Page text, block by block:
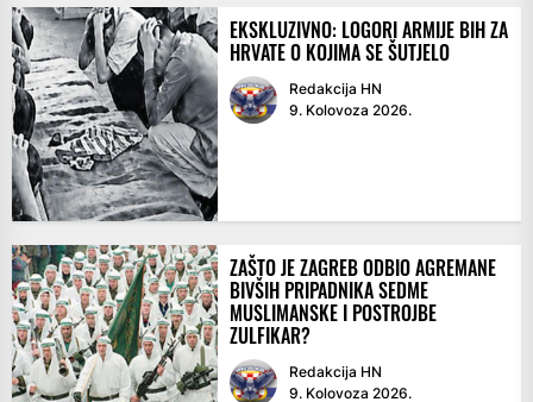
EKSKLUZIVNO: LOGORI ARMIJE BIH ZA
HRVATE O KOJIMA SE ŠUTJELO
Redakcija HN
9. Kolovoza 2026.
ZAŠTO JE ZAGREB ODBIO AGREMANE
BIVŠIH PRIPADNIKA SEDME
MUSLIMANSKE I POSTROJBE
ZULFIKAR?
Redakcija HN
9. Kolovoza 2026.